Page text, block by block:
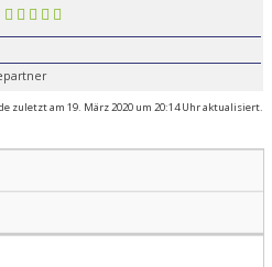
zuletzt am 19. März 2020 um 20:14 Uhr aktualisiert.